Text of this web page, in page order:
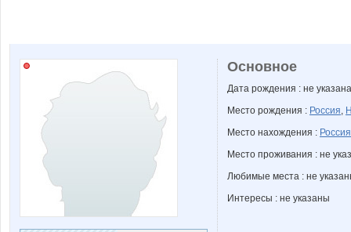
Основное
Дата рождения : не указана
Место рождения : Россия,
Место нахождения : Россия
Место проживания : не
Любимые места : не
Интересы : не указаны